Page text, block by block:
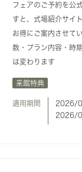
フェアのご予約を公
すと、式場紹介サイ
お得にご案内させて
数・プラン内容・時
は変わります
来館特典
適用期間
2026/
2026/